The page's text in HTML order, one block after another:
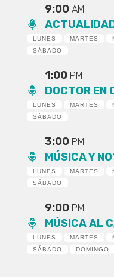
9:00AM
LUNES MARTES
SÁBADO
1:00 PM
DOCTOR EN
LUNES MARTES
SÁBADO
3:00 PM
MÚSICA Y
LUNES MARTES
SÁBADO
9:00 PM
MÚSICA AL
LUNES MARTES
SÁBADO
DOMINGO